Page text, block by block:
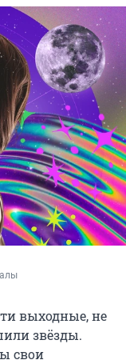
выходные, не
звёзды.
свои